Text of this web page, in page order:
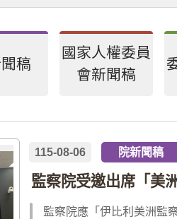
稿
國家人權委員
會新聞稿
監察院受邀出席「美
115-08-06 院新聞稿
監察院應「伊比利美洲監